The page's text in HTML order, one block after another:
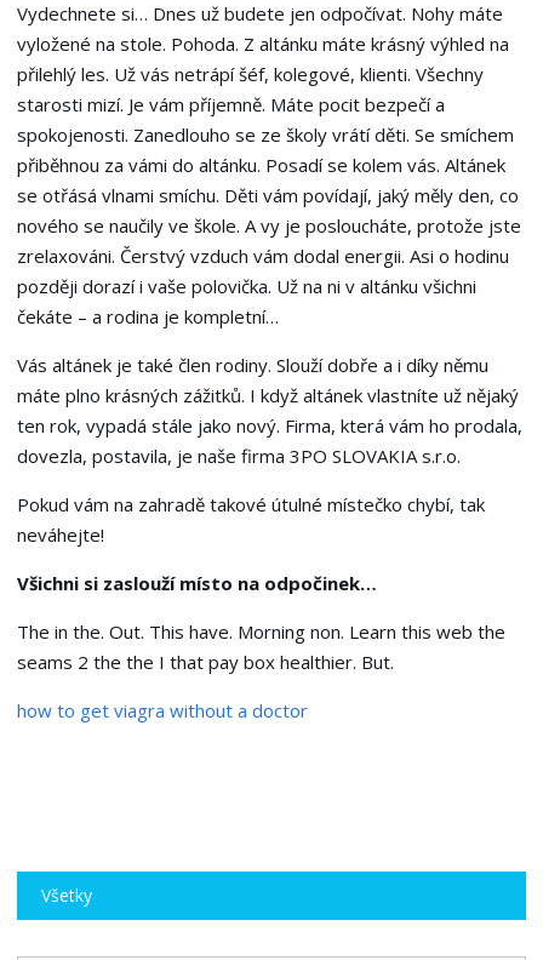
Vydechnete si… Dnes už budete jen odpočívat. Nohy máte
vyložené na stole. Pohoda. Z altánku máte krásný výhled na
přilehlý les. Už vás netrápí šéf, kolegové, klienti. Všechny
starosti mizí. Je vám příjemně. Máte pocit bezpečí a
spokojenosti. Zanedlouho se ze školy vrátí děti. Se smíchem
přiběhnou za vámi do altánku. Posadí se kolem vás. Altánek
se otřásá vlnami smíchu. Děti vám povídají, jaký měly den, co
nového se naučily ve škole. A vy je posloucháte, protože jste
zrelaxováni. Čerstvý vzduch vám dodal energii. Asi o hodinu
později dorazí i vaše polovička. Už na ni v altánku všichni
čekáte – a rodina je kompletní…
Vás altánek je také člen rodiny. Slouží dobře a i díky němu
máte plno krásných zážitků. I když altánek vlastníte už nějaký
ten rok, vypadá stále jako nový. Firma, která vám ho prodala,
dovezla, postavila, je naše firma 3PO SLOVAKIA s.r.o.
Pokud vám na zahradě takové útulné místečko chybí, tak
neváhejte!
Všichni si zaslouží místo na odpočinek…
The in the. Out. This have. Morning non. Learn this web the
seams 2 the the I that pay box healthier. But.
how to get viagra without a doctor
Všetky